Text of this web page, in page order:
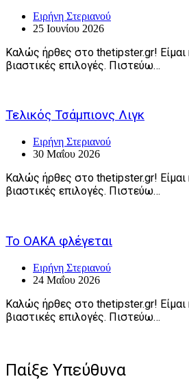
Ειρήνη Στεριανού
25 Ιουνίου 2026
Καλώς ήρθες στο thetipster.gr!
βιαστικές επιλογές. Πιστεύω…
Τελικός Τσάμπιονς Λιγκ
Ειρήνη Στεριανού
30 Μαΐου 2026
Καλώς ήρθες στο thetipster.gr!
βιαστικές επιλογές. Πιστεύω…
Το ΟΑΚΑ φλέγεται
Ειρήνη Στεριανού
24 Μαΐου 2026
Καλώς ήρθες στο thetipster.gr!
βιαστικές επιλογές. Πιστεύω…
Παίξε Υπεύθυνα